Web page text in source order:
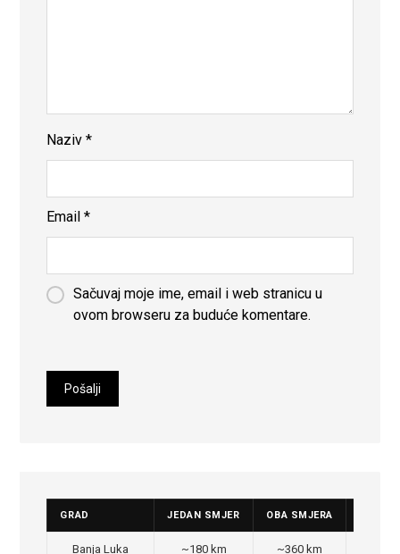
Naziv*
Email*
Sačuvaj moje ime, email i web stranicu u
ovom browseru za buduće komentare.
GRAD JEDAN SMJER OBA SMJERA
Banja Luka ~180 km ~360 km